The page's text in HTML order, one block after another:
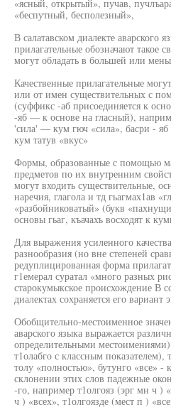
«ясный, открытый», пучав,
«беспутный, бесполезный»,
В салатавском диалекте аварского
прилагательные обозначают такое
могут обладать в большей или
Качественные прилагательные
или от имен существительных с
(суффикс -аб присоединяется к
-яб — к основе на гласный),
'сила' — кум гюч «сила», басри - яб
кум татув «вкус»
Формы, образованные с помощью
предметов по их внутренним
могут входить существительные,
наречия, глагола и тд гьагмах1ав
«разбойниковатый» (букв
основы гьаг, къачахъ восходят к
Для выражения усиленного
разнообразия (но вне степеней
редуплицированная форма
г1емерал суратал «много разных
старокумыкское происхождение В
диалектах сохраняется его
Обобщительно-местоименное
аварского языка выражается
определительными
т1олабго с классным
толу «полностью», бутунго «все»
склонении этих слов падежные
-го, например т1олгояз (эрг мн ч )
ч ) «всех», т1олгоязде (мест п )